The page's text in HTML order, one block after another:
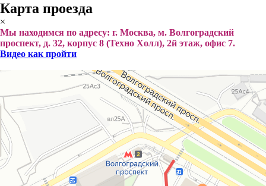
Карта проезда
×
Мы находимся по адресу: г. Москва, м. Волгоградский
проспект, д. 32, корпус 8 (Техно Холл), 2й этаж, офис 7.
Видео как пройти